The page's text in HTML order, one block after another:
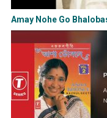
Amay Nohe Go